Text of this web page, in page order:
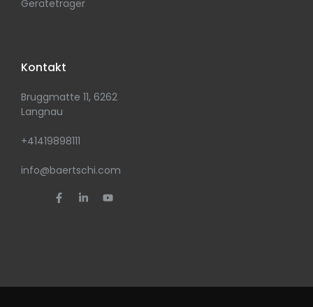
Geräteträger
Kontakt
Bruggmatte 11, 6262
Langnau
+41419898111
info@baertschi.com